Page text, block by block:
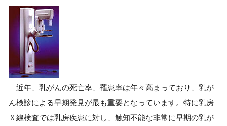
近年、乳がんの死亡率、罹患率は年々高まっており、乳が
ん検診による早期発見が最も重要となっています。特に乳房
Ｘ線検査では乳房疾患に対し、触知不能な非常に早期の乳が